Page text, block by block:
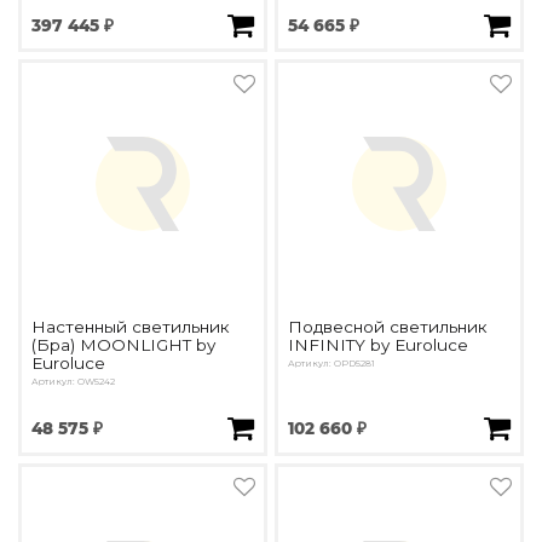
Подбор, производство и комплектация по вашему
397 445 ₽ 54 665 ₽
Настенный светильник
(Бра) MOONLIGHT by
Euroluce
Артикул: OW5242
48 575 ₽
Подвесной светильник
INFINITY by Euroluce
Артикул: OPD5281
102 660 ₽